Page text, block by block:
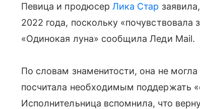
Певица и продюсер Лика Стар
2022 года, поскольку «почувствовала
«Одинокая луна» сообщила Леди Mail.
По словам знаменитости, она не
посчитала необходимым поддержать
Исполнительница вспомнила, что